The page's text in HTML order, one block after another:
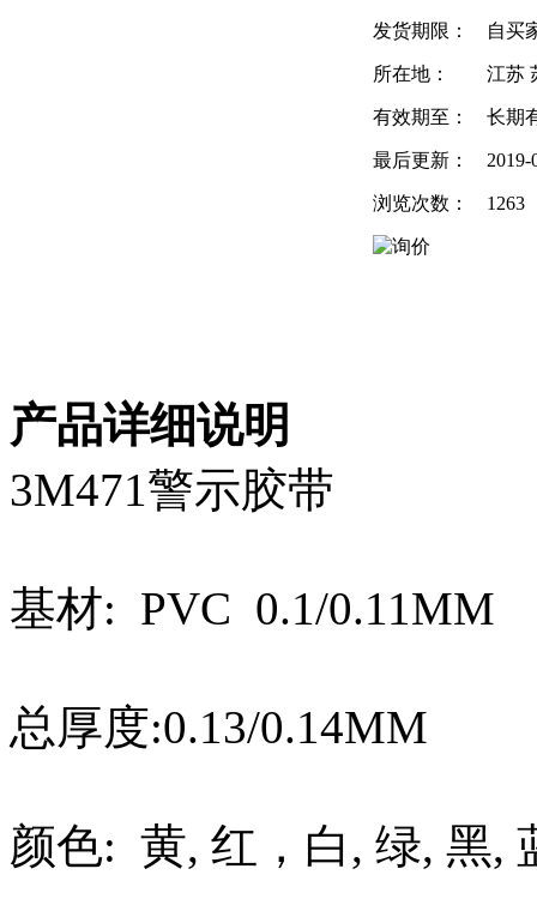
发货期限： 自买
所在地： 江苏
有效期至： 长期
最后更新： 2019-
浏览次数： 1263
产品详细说明
3M471警示胶带
基材: PVC 0.1/
总厚度:0.13/0.14MM
颜色: 黄, 红，白, 绿, 黑,